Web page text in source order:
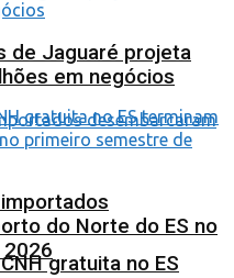
gratuita no ES
de Jaguaré projeta
em negócios
do Norte do ES no